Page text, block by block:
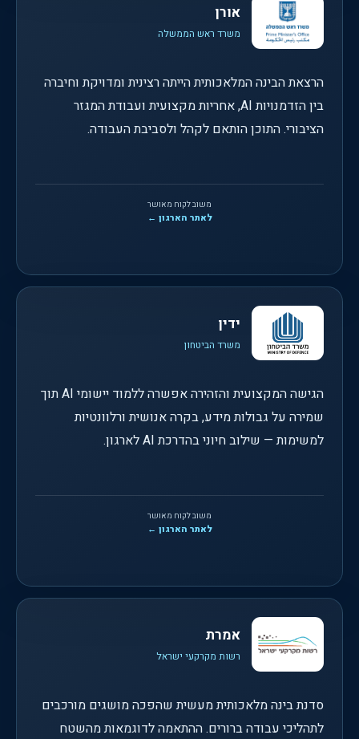
אורן
משרד ראש הממשלה
הרצאת הבינה המלאכותית הייתה רצינית ומדויקת וחיברה
בין הזדמנויות AI, אחריות מקצועית ועבודת המגזר
הציבורי. התוכן הותאם לקהל ולסביבת העבודה.
משוב לקוח מאושר
לאתר הארגון ←
ידין
משרד הביטחון
הגישה המקצועית והזהירה אפשרה ללמוד יישומי AI תוך
שמירה על גבולות מידע, בקרה אנושית ורלוונטיות
למשימות — שילוב חיוני בהדרכת AI לארגון.
משוב לקוח מאושר
לאתר הארגון ←
אמרת
רשות מקרקעי ישראל
סדנת בינה מלאכותית מעשית שהפכה מושגים מורכבים
לתהליכי עבודה ברורים. ההתאמה לדוגמאות מהשטח